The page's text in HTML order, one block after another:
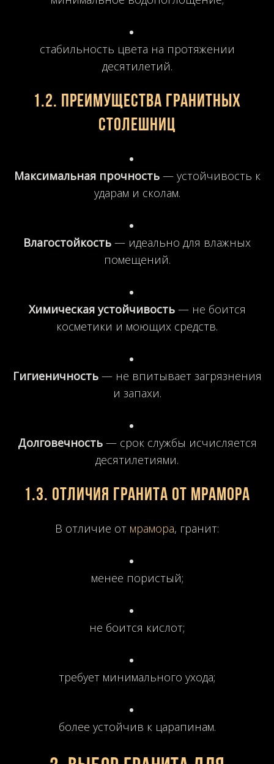
стабильность цвета на протяжении
десятилетий.
1.2. Преимущества гранитных
столешниц
Максимальная прочность— устойчивость к
ударам и сколам.
Влагостойкость — идеально для влажных
помещений.
Химическая устойчивость— не боится
косметики и моющих средств.
Гигиеничность— не впитывает загрязнения
и запахи.
Долговечность— срок службы исчисляется
десятилетиями.
1.3. Отличия гранита от мрамора
В отличие от мрамора, гранит:
менее пористый;
не боится кислот;
требует минимального ухода;
более устойчив к царапинам.